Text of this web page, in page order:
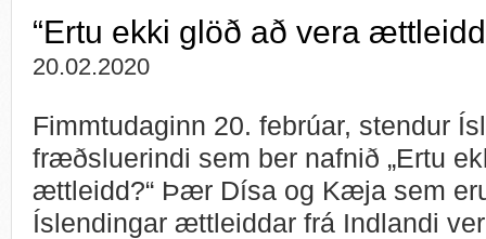
“Ertu ekki glöð að vera
20.02.2020
Fimmtudaginn 20. febrúar, stendur
fræðsluerindi sem ber nafnið „Ertu
ættleidd?“ Þær Dísa og Kæja sem
Íslendingar ættleiddar frá Indlandi